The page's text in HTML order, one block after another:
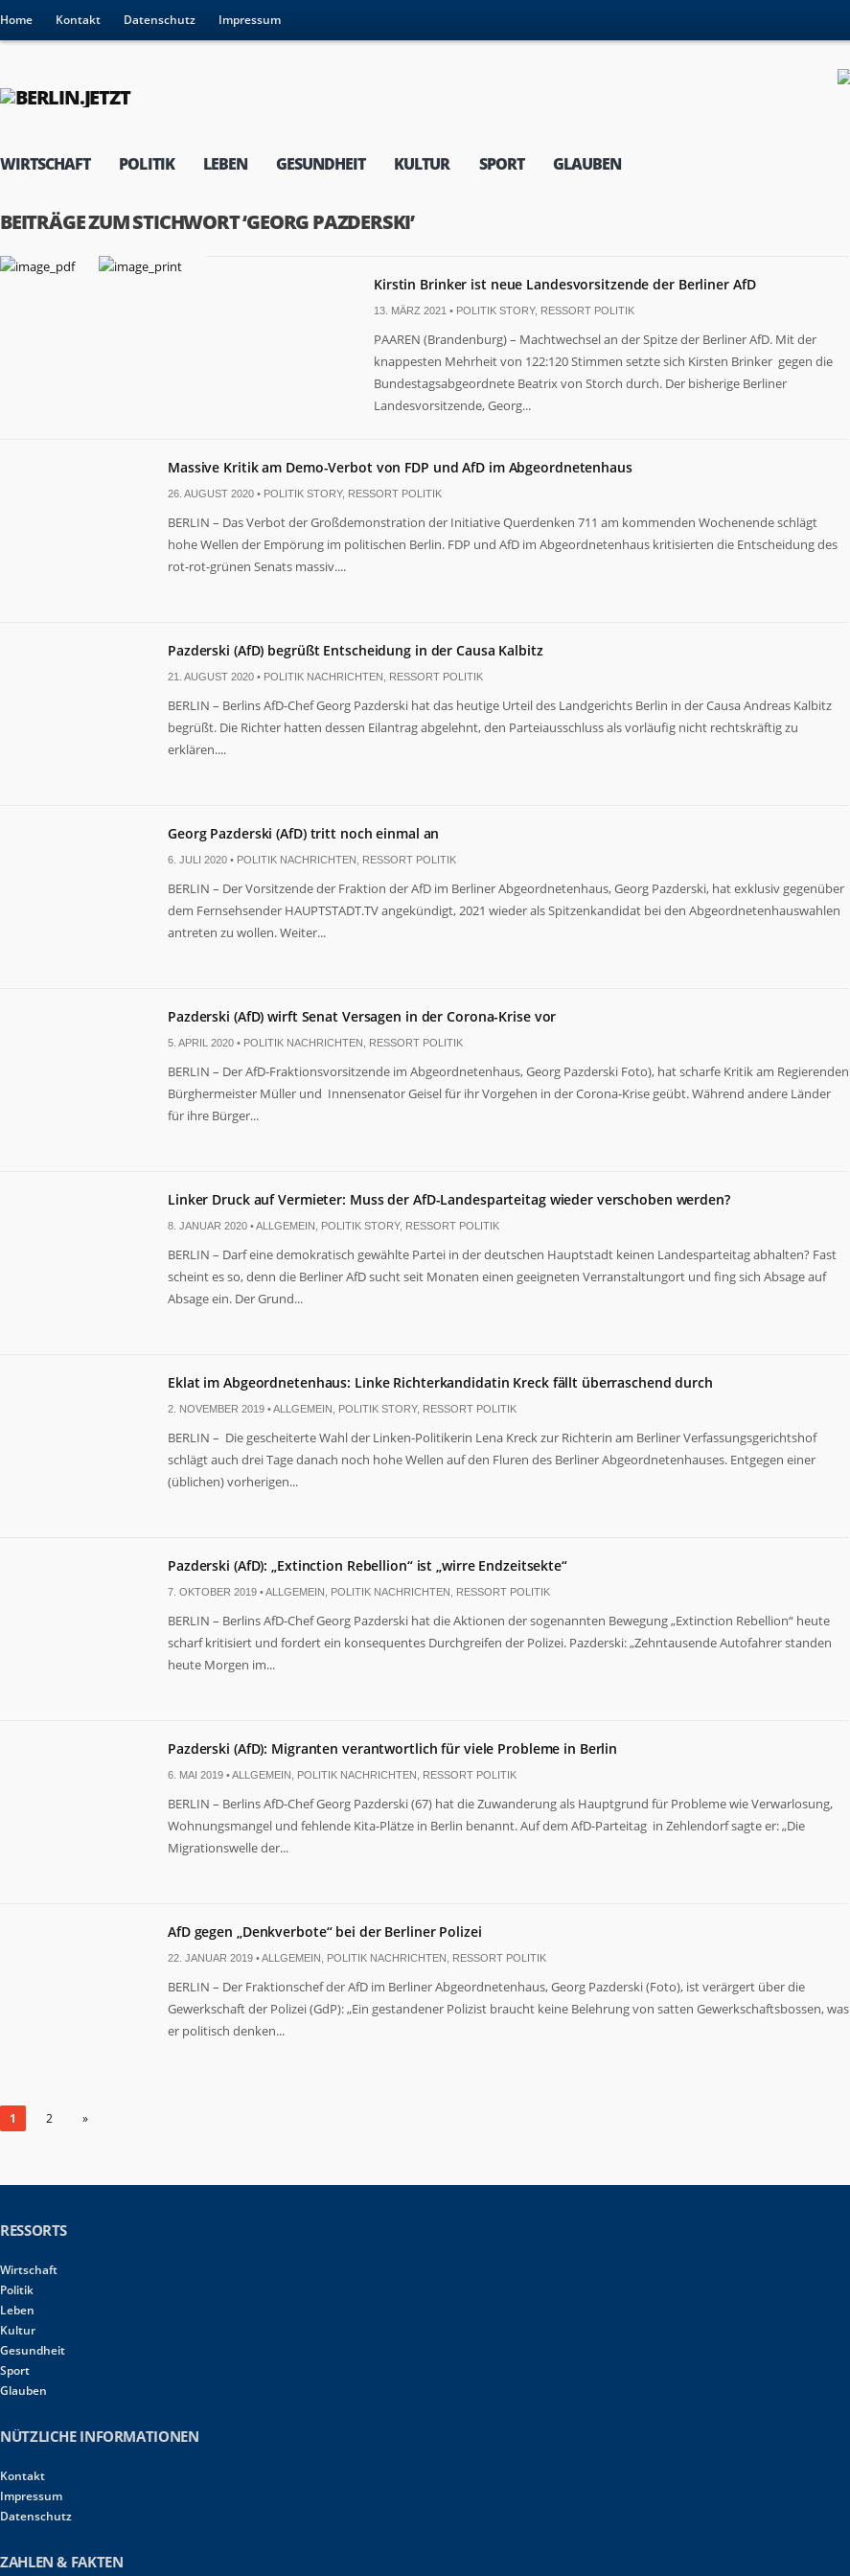
Home Kontakt Datenschutz Impressum
WIRTSCHAFT POLITIK LEBEN GESUNDHEIT KULTUR SPORT GLAUBEN
BEITRÄGE ZUM STICHWORT ‘GEORG PAZDERSKI’
Kirstin Brinker ist neue Landesvorsitzende der Berliner AfD
13. MÄRZ 2021 • POLITIK STORY, RESSORT POLITIK
PAAREN (Brandenburg) – Machtwechsel an der Spitze der Berliner AfD. Mit der
knappesten Mehrheit von 122:120 Stimmen setzte sich Kirsten Brinker gegen die
Bundestagsabgeordnete Beatrix von Storch durch. Der bisherige Berliner
Landesvorsitzende, Georg...
Massive Kritik am Demo-Verbot von FDP und AfD im Abgeordnetenhaus
26. AUGUST 2020 • POLITIK STORY, RESSORT POLITIK
BERLIN – Das Verbot der Großdemonstration der Initiative Querdenken 711 am kommenden Wochenende schlägt
hohe Wellen der Empörung im politischen Berlin. FDP und AfD im Abgeordnetenhaus kritisierten die Entscheidung des
rot-rot-grünen Senats massiv....
Pazderski (AfD) begrüßt Entscheidung in der Causa Kalbitz
21. AUGUST 2020 • POLITIK NACHRICHTEN RESSORT POLITIK
BERLIN – Berlins AfD-Chef Georg Pazderski hat das heutige Urteil des Landgerichts Berlin in der Causa Andreas Kalbitz
begrüßt. Die Richter hatten dessen Eilantrag abgelehnt, den Parteiausschluss als vorläufig nicht rechtskräftig zu
erklären....
Georg Pazderski (AfD) tritt noch einmal an
6. JULI 2020 • POLITIK NACHRICHTEN RESSORT POLITIK
BERLIN – Der Vorsitzende der Fraktion der AfD im Berliner Abgeordnetenhaus, Georg Pazderski, hat exklusiv gegenüber
dem Fernsehsender HAUPTSTADT.TV angekündigt, 2021 wieder als Spitzenkandidat bei den Abgeordnetenhauswahlen
antreten zu wollen. Weiter...
Pazderski (AfD) wirft Senat Versagen in der Corona-Krise vor
5. APRIL 2020 • POLITIK NACHRICHTEN RESSORT POLITIK
BERLIN – Der AfD-Fraktionsvorsitzende im Abgeordnetenhaus, Georg Pazderski Foto), hat scharfe Kritik am Regierenden
Bürghermeister Müller und Innensenator Geisel für ihr Vorgehen in der Corona-Krise geübt. Während andere Länder
für ihre Bürger...
Linker Druck auf Vermieter: Muss der AfD-Landesparteitag wieder verschoben werden?
8. JANUAR 2020 •ALLGEMEIN POLITIK STORY, RESSORT POLITIK
BERLIN – Darf eine demokratisch gewählte Partei in der deutschen Hauptstadt keinen Landesparteitag abhalten? Fast
scheint es so, denn die Berliner AfD sucht seit Monaten einen geeigneten Verranstaltungort und fing sich Absage auf
Absage ein. Der Grund...
Eklat im Abgeordnetenhaus: Linke Richterkandidatin Kreck fällt überraschend durch
2. NOVEMBER 2019 •ALLGEMEIN POLITIK STORY, RESSORT POLITIK
BERLIN – Die gescheiterte Wahl der Linken-Politikerin Lena Kreck zur Richterin am Berliner Verfassungsgerichtshof
schlägt auch drei Tage danach noch hohe Wellen auf den Fluren des Berliner Abgeordnetenhauses. Entgegen einer
(üblichen) vorherigen...
Pazderski (AfD): „Extinction Rebellion“ ist „wirre Endzeitsekte“
7. OKTOBER 2019 •ALLGEMEIN POLITIK NACHRICHTEN RESSORT POLITIK
BERLIN – Berlins AfD-Chef Georg Pazderski hat die Aktionen der sogenannten Bewegung „Extinction Rebellion“ heute
scharf kritisiert und fordert ein konsequentes Durchgreifen der Polizei. Pazderski: „Zehntausende Autofahrer standen
heute Morgen im...
Pazderski (AfD): Migranten verantwortlich für viele Probleme in Berlin
6. MAI 2019 •ALLGEMEIN POLITIK NACHRICHTEN RESSORT POLITIK
BERLIN – Berlins AfD-Chef Georg Pazderski (67) hat die Zuwanderung als Hauptgrund für Probleme wie Verwarlosung,
Wohnungsmangel und fehlende Kita-Plätze in Berlin benannt. Auf dem AfD-Parteitag in Zehlendorf sagte er: „Die
Migrationswelle der...
AfD gegen „Denkverbote“ bei der Berliner Polizei
22. JANUAR 2019 •ALLGEMEIN POLITIK NACHRICHTEN RESSORT POLITIK
BERLIN – Der Fraktionschef der AfD im Berliner Abgeordnetenhaus, Georg Pazderski (Foto), ist verärgert über die
Gewerkschaft der Polizei (GdP): „Ein gestandener Polizist braucht keine Belehrung von satten Gewerkschaftsbossen, was
er politisch denken...
1 2 »
RESSORTS
Wirtschaft
Politik
Leben
Kultur
Gesundheit
Sport
Glauben
NÜTZLICHE INFORMATIONEN
Kontakt
Impressum
Datenschutz
ZAHLEN & FAKTEN